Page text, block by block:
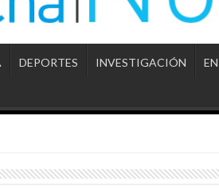
DEPORTES INVESTIGACIÓN